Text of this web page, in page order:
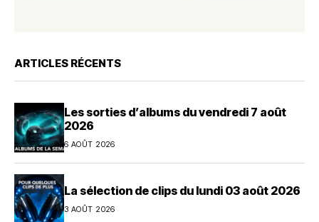
ARTICLES RÉCENTS
Les sorties d’albums du vendredi 7 août
2026
6 AOÛT 2026
La sélection de clips du lundi 03 août 2026
3 AOÛT 2026